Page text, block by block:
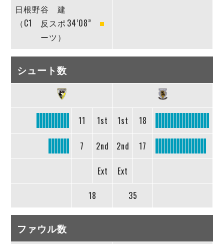
日根野谷 建
（C1 反スポ
ーツ）
34’08”
シュート数
11 1st 1st 18
7 2nd 2nd 17
Ext Ext
18 35
ファウル数